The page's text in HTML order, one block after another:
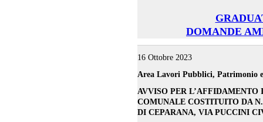
DOMANDE
16 Ottobre 2023
Area Lavori Pubblici, Patrimonio
AVVISO PER
COMUNALE COSTITUITO DA
DI CEPARANA, VIA PUCCINI